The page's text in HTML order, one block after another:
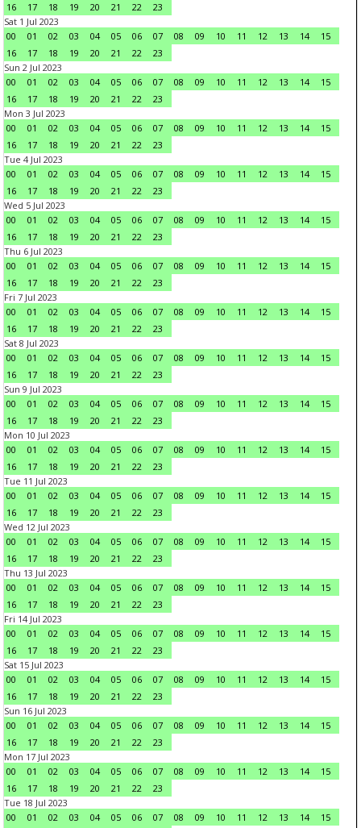
16
17 18 19 20 21 22
23
Sat 1 Jul 2023
00
01 02 03 04 05 06 07 08 09 10 11 12 13 14
15
16
17 18 19 20 21 22
23
Sun 2 Jul 2023
00
01 02 03 04 05 06 07 08 09 10 11 12 13 14
15
16
17 18 19 20 21 22
23
Mon 3 Jul 2023
00
01 02 03 04 05 06 07 08 09 10 11 12 13 14
15
16
17 18 19 20 21 22
23
Tue 4 Jul 2023
00
01 02 03 04 05 06 07 08 09 10 11 12 13 14
15
16
17 18 19 20 21 22
23
Wed 5 Jul 2023
00
01 02 03 04 05 06 07 08 09 10 11 12 13 14
15
16
17 18 19 20 21 22
23
Thu 6 Jul 2023
00
01 02 03 04 05 06 07 08 09 10 11 12 13 14
15
16
17 18 19 20 21 22
23
Fri 7 Jul 2023
00
01 02 03 04 05 06 07 08 09 10 11 12 13 14
15
16
17 18 19 20 21 22
23
Sat 8 Jul 2023
00
01 02 03 04 05 06 07 08 09 10 11 12 13 14
15
16
17 18 19 20 21 22
23
Sun 9 Jul 2023
00
01 02 03 04 05 06 07 08 09 10 11 12 13 14
15
16
17 18 19 20 21 22
23
Mon 10 Jul 2023
00
01 02 03 04 05 06 07 08 09 10 11 12 13 14
15
16
17 18 19 20 21 22
23
Tue 11 Jul 2023
00
01 02 03 04 05 06 07 08 09 10 11 12 13 14
15
16
17 18 19 20 21 22
23
Wed 12 Jul 2023
00
01 02 03 04 05 06 07 08 09 10 11 12 13 14
15
16
17 18 19 20 21 22
23
Thu 13 Jul 2023
00
01 02 03 04 05 06 07 08 09 10 11 12 13 14
15
16
17 18 19 20 21 22
23
Fri 14 Jul 2023
00
01 02 03 04 05 06 07 08 09 10 11 12 13 14
15
16
17 18 19 20 21 22
23
Sat 15 Jul 2023
00
01 02 03 04 05 06 07 08 09 10 11 12 13 14
15
16
17 18 19 20 21 22
23
Sun 16 Jul 2023
00
01 02 03 04 05 06 07 08 09 10 11 12 13 14
15
16
17 18 19 20 21 22
23
Mon 17 Jul 2023
00
01 02 03 04 05 06 07 08 09 10 11 12 13 14
15
16
17 18 19 20 21 22
23
Tue 18 Jul 2023
00
01 02 03 04 05 06 07 08 09 10 11 12 13 14 15